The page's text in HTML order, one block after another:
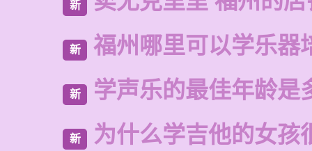
新
新 福州哪里可以学乐器
新 学声乐的最佳年龄是
新 为什么学吉他的女孩